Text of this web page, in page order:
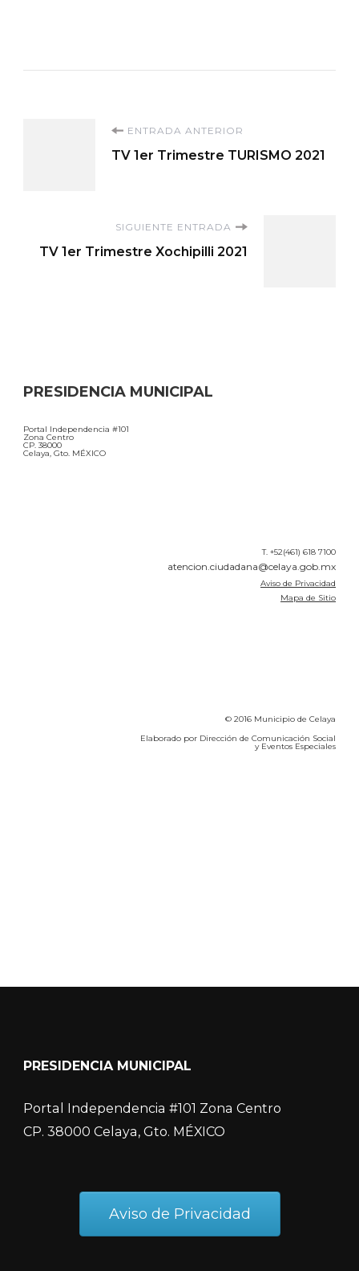
Navegación
entradas
ENTRADA ANTERIOR
TV 1er Trimestre TURISMO 2021
SIGUIENTE ENTRADA
TV 1er Trimestre Xochipilli 2021
PRESIDENCIA MUNICIPAL
Portal Independencia #101
Zona Centro
CP. 38000
Celaya, Gto. MÉXICO
T. +52(461) 618 7100
atencion.ciudadana@celaya.gob.mx
Aviso de Privacidad
Mapa de Sitio
© 2016 Municipio de Celaya
Elaborado por Dirección de Comunicación Social
y Eventos Especiales
PRESIDENCIA MUNICIPAL
Portal Independencia #101 Zona Centro
CP. 38000 Celaya, Gto. MÉXICO
Aviso de Privacidad